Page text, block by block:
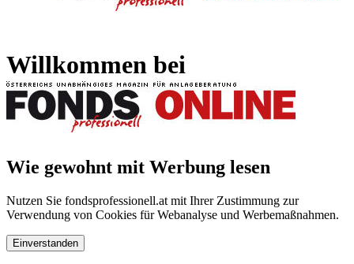
Willkommen bei
Wie gewohnt mit Werbung lesen
Nutzen Sie fondsprofessionell.at mit Ihrer Zustimmung zur
Verwendung von Cookies für Webanalyse und Werbemaßnahmen.
Einverstanden